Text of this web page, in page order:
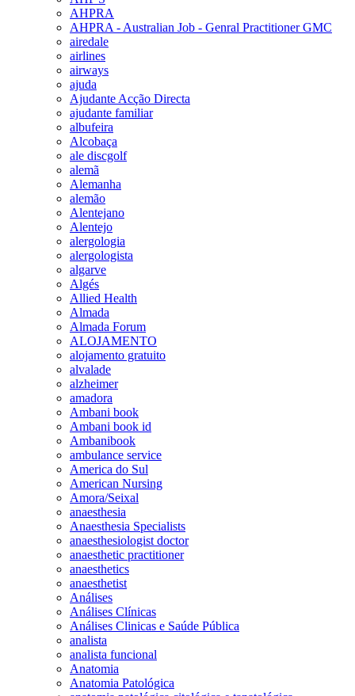
AHPRA
AHPRA - Australian Job - Genral Practitioner GMC
airedale
airlines
airways
ajuda
Ajudante Acção Directa
ajudante familiar
albufeira
Alcobaça
ale discgolf
alemã
Alemanha
alemão
Alentejano
Alentejo
alergologia
alergologista
algarve
Algés
Allied Health
Almada
Almada Forum
ALOJAMENTO
alojamento gratuito
alvalade
alzheimer
amadora
Ambani book
Ambani book id
Ambanibook
ambulance service
America do Sul
American Nursing
Amora/Seixal
anaesthesia
Anaesthesia Specialists
anaesthesiologist doctor
anaesthetic practitioner
anaesthetics
anaesthetist
Análises
Análises Clínicas
Análises Clinicas e Saúde Pública
analista
analista funcional
Anatomia
Anatomia Patológica